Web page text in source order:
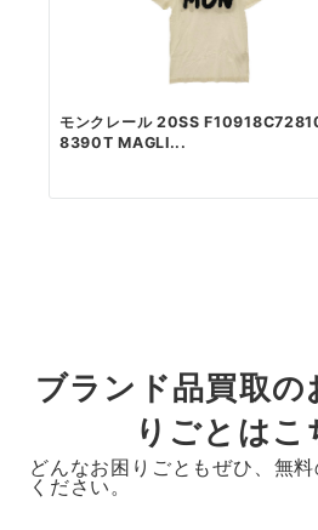
モンクレール 20SS
8390T MAGLI...
ブランド品買取の
りごとはこ
どんなお困りごともぜひ、無
ください。